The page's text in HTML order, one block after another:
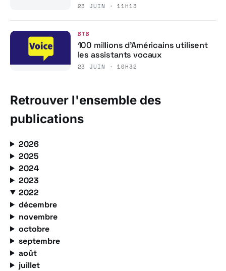
23 JUIN · 11H13
BTB
100 millions d’Américains utilisent
les assistants vocaux
23 JUIN · 10H32
Retrouver l'ensemble des
publications
2026
2025
2024
2023
2022
décembre
novembre
octobre
septembre
août
juillet